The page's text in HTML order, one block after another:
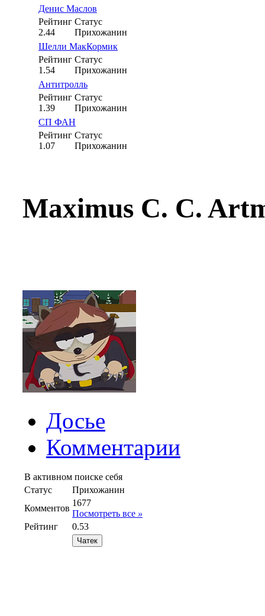
Денис Маслов
Рейтинг
2.44
Статус
Прихожанин
Шелли МакКормик
Рейтинг
1.54
Статус
Прихожанин
Антитролль
Рейтинг
1.39
Статус
Прихожанин
СП ФАН
Рейтинг
1.07
Статус
Прихожанин
Maximus C. C.
Досье
Комментарии
В активном поиске себя
Статус
Прихожанин
Комментов
1677
Посмотреть все »
Рейтинг
0.53